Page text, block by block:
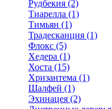
Рудбекия (2)
Тиарелла (1)
Тимьян (1)
Традесканция (1)
Флокс (5)
Хедера (1)
Хоста (15)
Хризантема (1)
Шалфей (1)
Эхинацея (2)